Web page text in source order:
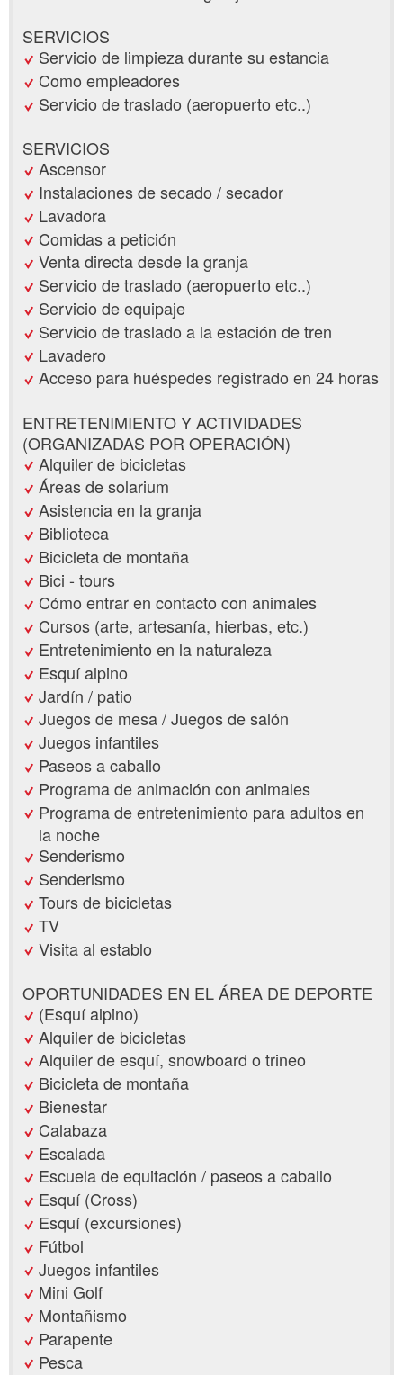
SERVICIOS
Servicio de limpieza durante su estancia
Como empleadores
Servicio de traslado (aeropuerto etc..)
SERVICIOS
Ascensor
Instalaciones de secado / secador
Lavadora
Comidas a petición
Venta directa desde la granja
Servicio de traslado (aeropuerto etc..)
Servicio de equipaje
Servicio de traslado a la estación de tren
Lavadero
Acceso para huéspedes registrado en 24 horas
ENTRETENIMIENTO Y ACTIVIDADES
(ORGANIZADAS POR OPERACIÓN)
Alquiler de bicicletas
Áreas de solarium
Asistencia en la granja
Biblioteca
Bicicleta de montaña
Bici - tours
Cómo entrar en contacto con animales
Cursos (arte, artesanía, hierbas, etc.)
Entretenimiento en la naturaleza
Esquí alpino
Jardín / patio
Juegos de mesa / Juegos de salón
Juegos infantiles
Paseos a caballo
Programa de animación con animales
Programa de entretenimiento para adultos en
la noche
Senderismo
Senderismo
Tours de bicicletas
TV
Visita al establo
OPORTUNIDADES EN EL ÁREA DE DEPORTE
(Esquí alpino)
Alquiler de bicicletas
Alquiler de esquí, snowboard o trineo
Bicicleta de montaña
Bienestar
Calabaza
Escalada
Escuela de equitación / paseos a caballo
Esquí (Cross)
Esquí (excursiones)
Fútbol
Juegos infantiles
Mini Golf
Montañismo
Parapente
Pesca